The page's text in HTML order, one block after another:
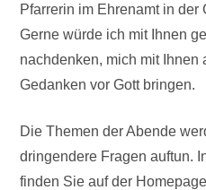
Pfarrerin im Ehrenamt in der
Gerne würde ich mit Ihnen
nachdenken, mich mit Ihnen
Gedanken vor Gott bringen.
Die Themen der Abende
dringendere Fragen auftun.
finden Sie auf der